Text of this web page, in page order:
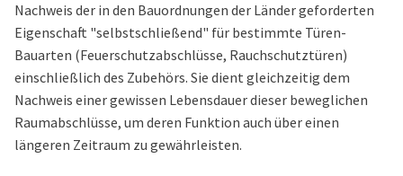
Nachweis der in den Bauordnungen der Länder geforderten
Eigenschaft "selbstschließend" für bestimmte Türen-
Bauarten (Feuerschutzabschlüsse, Rauchschutztüren)
einschließlich des Zubehörs. Sie dient gleichzeitig dem
Nachweis einer gewissen Lebensdauer dieser beweglichen
Raumabschlüsse, um deren Funktion auch über einen
längeren Zeitraum zu gewährleisten.